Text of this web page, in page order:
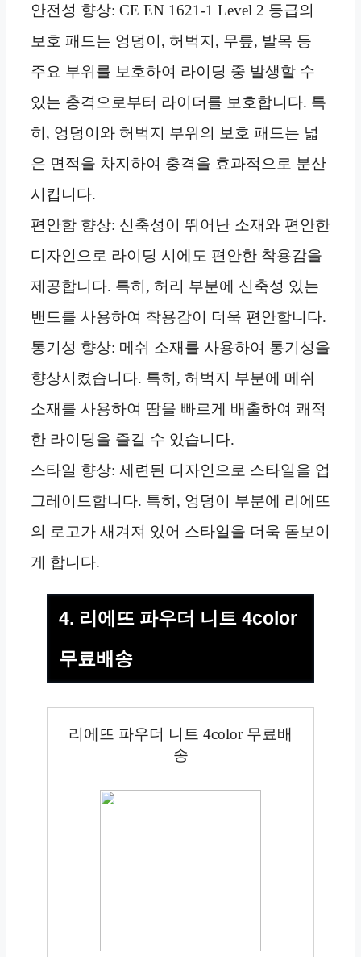
안전성 향상: CE EN 1621-1 Level 2 등급의
보호 패드는 엉덩이, 허벅지, 무릎, 발목 등
주요 부위를 보호하여 라이딩 중 발생할 수
있는 충격으로부터 라이더를 보호합니다. 특
히, 엉덩이와 허벅지 부위의 보호 패드는 넓
은 면적을 차지하여 충격을 효과적으로 분산
시킵니다.
편안함 향상: 신축성이 뛰어난 소재와 편안한
디자인으로 라이딩 시에도 편안한 착용감을
제공합니다. 특히, 허리 부분에 신축성 있는
밴드를 사용하여 착용감이 더욱 편안합니다.
통기성 향상: 메쉬 소재를 사용하여 통기성을
향상시켰습니다. 특히, 허벅지 부분에 메쉬
소재를 사용하여 땀을 빠르게 배출하여 쾌적
한 라이딩을 즐길 수 있습니다.
스타일 향상: 세련된 디자인으로 스타일을 업
그레이드합니다. 특히, 엉덩이 부분에 리에뜨
의 로고가 새겨져 있어 스타일을 더욱 돋보이
게 합니다.
4. 리에뜨 파우더 니트 4color
무료배송
리에뜨 파우더 니트 4color 무료배
송